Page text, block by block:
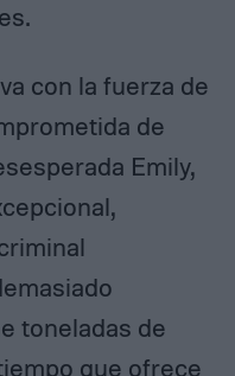
con la fuerza de
de
Emily,
toneladas de
que ofrece